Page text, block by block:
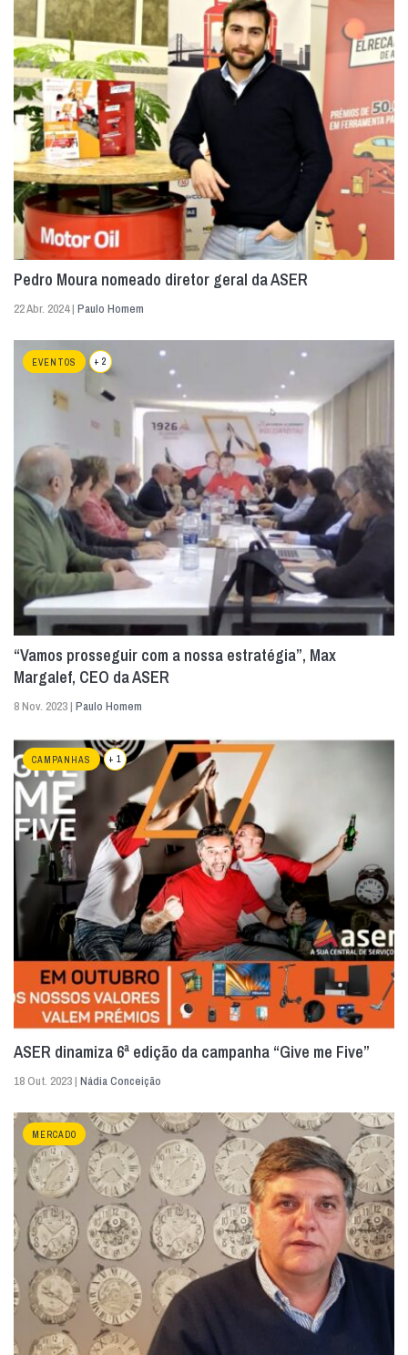
Pedro Moura nomeado diretor geral da ASER
22 Abr. 2024 | Paulo Homem
EVENTOS + 2
“Vamos prosseguir com a nossa estratégia”, Max
Margalef, CEO da ASER
8 Nov. 2023 | Paulo Homem
CAMPANHAS + 1
ASER dinamiza 6ª edição da campanha “Give me Five”
18 Out. 2023 | Nádia Conceição
MERCADO